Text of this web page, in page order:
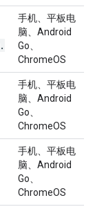
.
手机、平板电
脑、Android
Go、
ChromeOS
手机、平板电
脑、Android
Go、
ChromeOS
手机、平板电
脑、Android
Go、
ChromeOS